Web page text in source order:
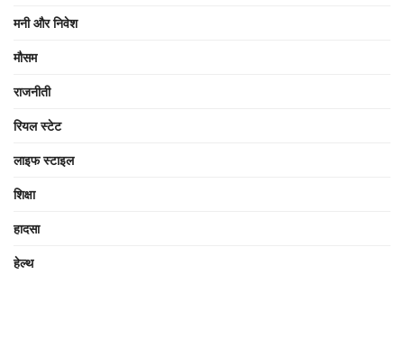
मनी और निवेश
मौसम
राजनीती
रियल स्टेट
लाइफ स्टाइल
शिक्षा
हादसा
हेल्थ